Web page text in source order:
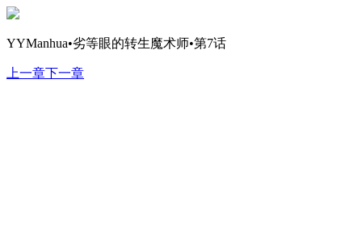
YYManhua•劣等眼的转生魔术师•第7话
上一章下一章